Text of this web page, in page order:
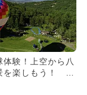
体験！上空から八
を楽しもう！ ド